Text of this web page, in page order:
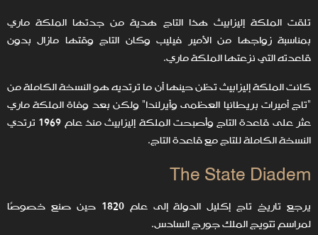
تلقت الملكة إليزابيث هذا التاج هدية من جدتها الملكة ماري
بمناسبة زواجها من الأمير فيليب وكان التاج وقتها مازال بدون
قاعدته التي نزعتها الملكة ماري.
كانت الملكة إليزابيث تظن حينها أن ما ترتديه هو النسخة الكاملة من
"تاج أميرات بريطانيا العظمى وأيرلندا" ولكن بعد وفاة الملكة ماري
عثر على قاعدة التاج وأصبحت الملكة إليزابيث منذ عام 1969 ترتدي
النسخة الكاملة للتاج مع قاعدة التاج.
The State Diadem
يرجع تاريخ تاج إكليل الدولة إلى عام 1820 حين صنع خصوصًا
لمراسم تتويج الملك جورج السادس.